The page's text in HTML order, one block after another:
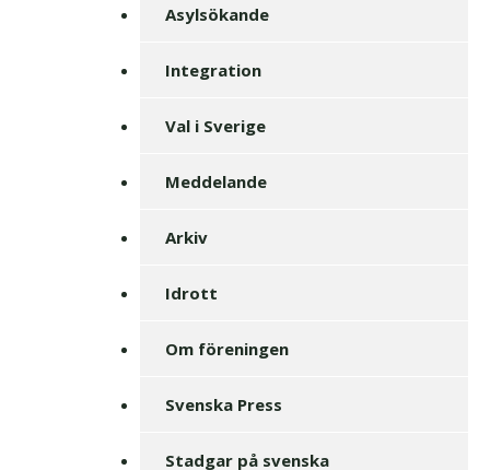
Asylsökande
Integration
Val i Sverige
Meddelande
Arkiv
Idrott
Om föreningen
Svenska Press
Stadgar på svenska